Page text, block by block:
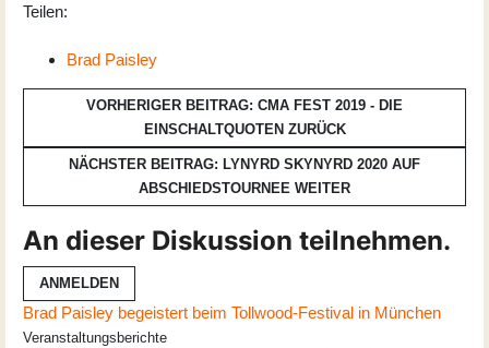
Teilen:
Brad Paisley
VORHERIGER BEITRAG: CMA FEST 2019 - DIE
EINSCHALTQUOTEN ZURÜCK
NÄCHSTER BEITRAG: LYNYRD SKYNYRD 2020 AUF
ABSCHIEDSTOURNEE WEITER
An dieser Diskussion teilnehmen.
ANMELDEN
Brad Paisley begeistert beim Tollwood-Festival in München
Veranstaltungsberichte